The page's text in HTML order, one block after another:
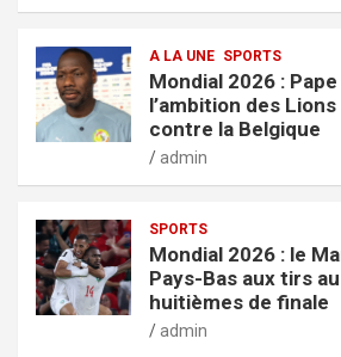
A LA UNE SPORTS
Mondial 2026 :
l’ambition des
contre la Belgique
admin
SPORTS
Mondial 2026 : le
Pays-Bas aux tirs
huitièmes de finale
admin